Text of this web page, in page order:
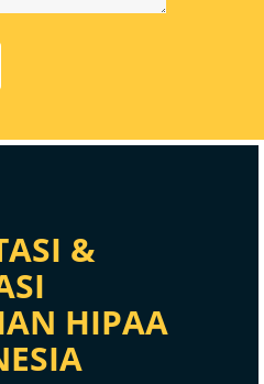
&
HIPAA